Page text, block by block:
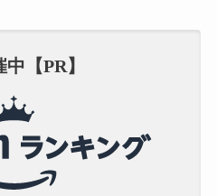
【PR】